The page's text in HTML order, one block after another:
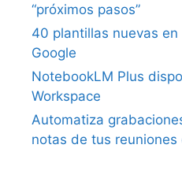
“próximos pasos”
40 plantillas nuevas
Google
NotebookLM Plus
Workspace
Automatiza
notas de tus